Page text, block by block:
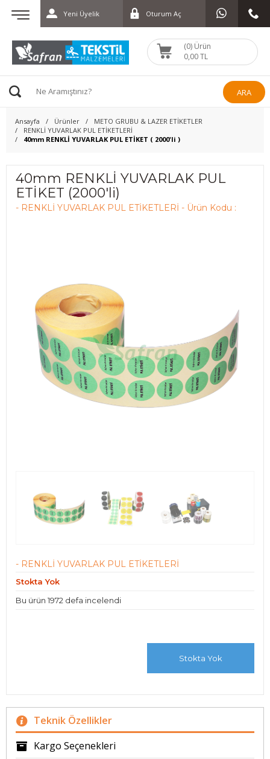
Yeni Üyelik Oturum Aç
(0) Ürün
0,00 TL
ARA
Ansayfa Ürünler
METO GRUBU & LAZER ETİKETLER
RENKLİ YUVARLAK PUL ETİKETLERİ
40mm RENKLİ YUVARLAK PUL ETİKET ( 2000'li )
40mm RENKLİ YUVARLAK PUL
ETİKET (2000'li)
- RENKLİ YUVARLAK PUL ETİKETLERİ - Ürün Kodu :
- RENKLİ YUVARLAK PUL ETİKETLERİ
Stokta Yok
Bu ürün 1972 defa incelendi
Stokta Yok
Teknik Özellikler
Kargo Seçenekleri